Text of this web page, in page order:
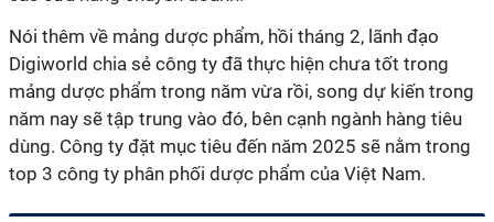
Nói thêm về mảng dược phẩm, hồi tháng 2, lãnh đạo
Digiworld chia sẻ công ty đã thực hiện chưa tốt trong
mảng dược phẩm trong năm vừa rồi, song dự kiến trong
năm nay sẽ tập trung vào đó, bên cạnh ngành hàng tiêu
dùng. Công ty đặt mục tiêu đến năm 2025 sẽ nằm trong
top 3 công ty phân phối dược phẩm của Việt Nam.